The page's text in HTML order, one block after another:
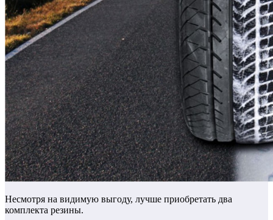
Несмотря на видимую выгоду, лучше приобретать два
комплекта резины.